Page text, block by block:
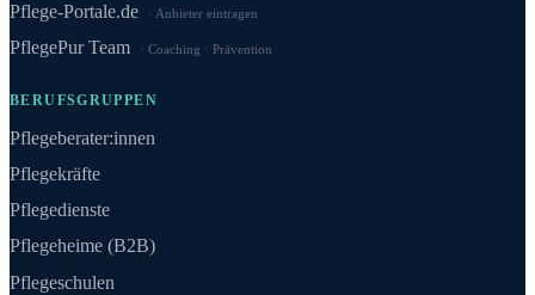
Pflege-Portale.de Anbieter eintragen
PflegePur Team Coaching · Prävention
BERUFSGRUPPEN
Pflegeberater:innen
Pflegekräfte
Pflegedienste
Pflegeheime (B2B)
Pflegeschulen